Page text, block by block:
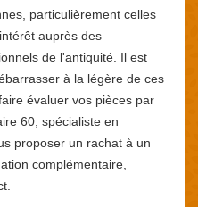
particulièrement celles
auprès des
de l'antiquité. Il est
à la légère de ces
évaluer vos pièces par
60, spécialiste en
proposer un rachat à un
complémentaire,